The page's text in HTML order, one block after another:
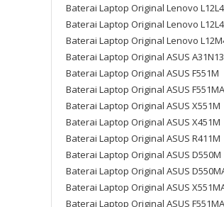
Baterai Laptop Original Lenovo
Baterai Laptop Original Lenovo
Baterai Laptop Original Lenovo
Baterai Laptop Original ASUS
Baterai Laptop Original ASUS F551M
Baterai Laptop Original ASUS
Baterai Laptop Original ASUS X551M
Baterai Laptop Original ASUS X451M
Baterai Laptop Original ASUS R411M
Baterai Laptop Original ASUS D550M
Baterai Laptop Original ASUS
Baterai Laptop Original ASUS
Baterai Laptop Original ASUS